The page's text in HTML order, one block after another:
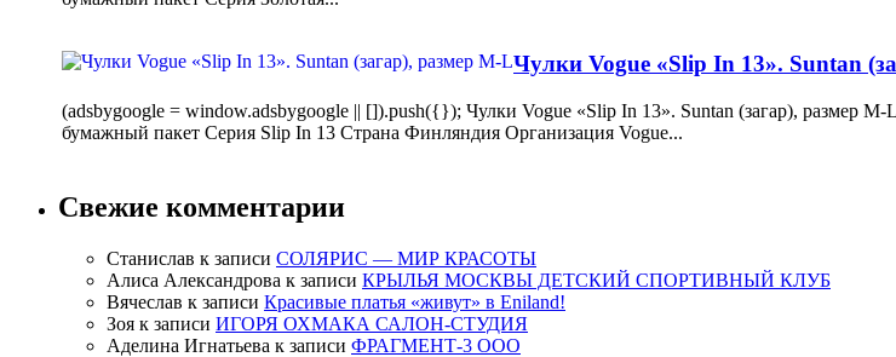
Чулки Vogue «Slip In 13». Suntan
(adsbygoogle = window.adsbygoogle || []).push({}); Чулки Vogue «Slip In 13». Suntan (загар), размер
бумажный пакет Серия Slip In 13 Страна Финляндия Организация Vogue...
Свежие комментарии
Станислав к записи СОЛЯРИС — МИР КРАСОТЫ
Алиса Александрова к записи КРЫЛЬЯ МОСКВЫ ДЕТСКИЙ СПОРТИВНЫЙ КЛУБ
Вячеслав к записи Красивые платья «живут» в Eniland!
Зоя к записи ИГОРЯ ОХМАКА САЛОН-СТУДИЯ
Аделина Игнатьева к записи ФРАГМЕНТ-3 ООО